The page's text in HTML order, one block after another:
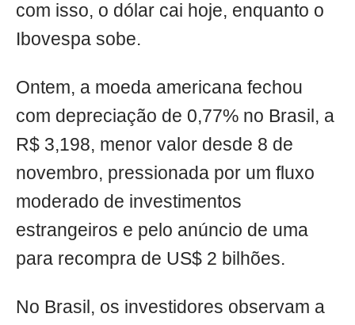
com isso, o dólar cai hoje, enquanto o
Ibovespa sobe.
Ontem, a moeda americana fechou
com depreciação de 0,77% no Brasil, a
R$ 3,198, menor valor desde 8 de
novembro, pressionada por um fluxo
moderado de investimentos
estrangeiros e pelo anúncio de uma
para recompra de US$ 2 bilhões.
No Brasil, os investidores observam a